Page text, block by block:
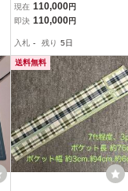
ド スタジオ・ビルド フ
ライフィッシング 遠
現在 110,000円
即決 110,000円
入札 - 残り 5日
送料無料